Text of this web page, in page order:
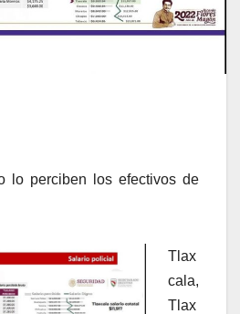
lo perciben los efectivos de
Tlax
cala,
Tlax